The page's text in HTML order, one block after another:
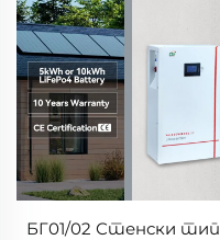
БГ01/02 Стенски тип